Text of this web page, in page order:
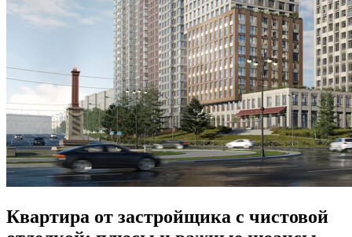
Квартира от застройщика с чистовой